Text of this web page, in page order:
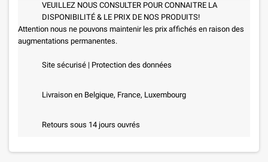
VEUILLEZ NOUS CONSULTER POUR CONNAITRE LA
DISPONIBILITÉ & LE PRIX DE NOS PRODUITS!
Attention nous ne pouvons maintenir les prix affichés en raison des
augmentations permanentes.
Site sécurisé | Protection des données
Livraison en Belgique, France, Luxembourg
Retours sous 14 jours ouvrés